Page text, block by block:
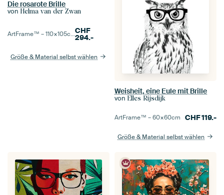
Die rosarote Brille
von Helma van der Zwan
ArtFrame™ –110×105cm CHF
294.-
Größe & Material selbst wählen
Weisheit, eine Eule mit Brille
von Elles Rijsdijk
ArtFrame™ –60×60cm CHF119.-
Größe & Material selbst wählen